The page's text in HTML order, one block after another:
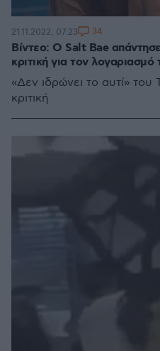
Βίντεο: O Salt Bae
κριτική για τον
«Δεν ιδρώνει το αυτί»
κριτική
21.11.2022, 07:23 34